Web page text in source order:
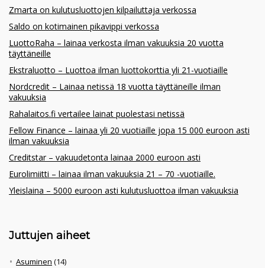
Zmarta on kulutusluottojen kilpailuttaja verkossa
Saldo on kotimainen pikavippi verkossa
LuottoRaha – lainaa verkosta ilman vakuuksia 20 vuotta
täyttäneille
Ekstraluotto – Luottoa ilman luottokorttia yli 21-vuotiaille
Nordcredit – Lainaa netissä 18 vuotta täyttäneille ilman
vakuuksia
Rahalaitos.fi vertailee lainat puolestasi netissä
Fellow Finance – lainaa yli 20 vuotiaille jopa 15 000 euroon asti
ilman vakuuksia
Creditstar – vakuudetonta lainaa 2000 euroon asti
Eurolimiitti – lainaa ilman vakuuksia 21 – 70 -vuotiaille.
Yleislaina – 5000 euroon asti kulutusluottoa ilman vakuuksia
Juttujen aiheet
Asuminen (14)